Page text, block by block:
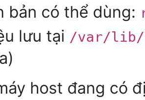
bản có thể dùng:
lưu tại /var/lib/
host đang có